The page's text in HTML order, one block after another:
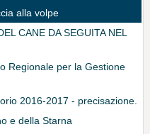
alla volpe
CANE DA SEGUITA NEL
Regionale per la Gestione
2016-2017 - precisazione.
e della Starna